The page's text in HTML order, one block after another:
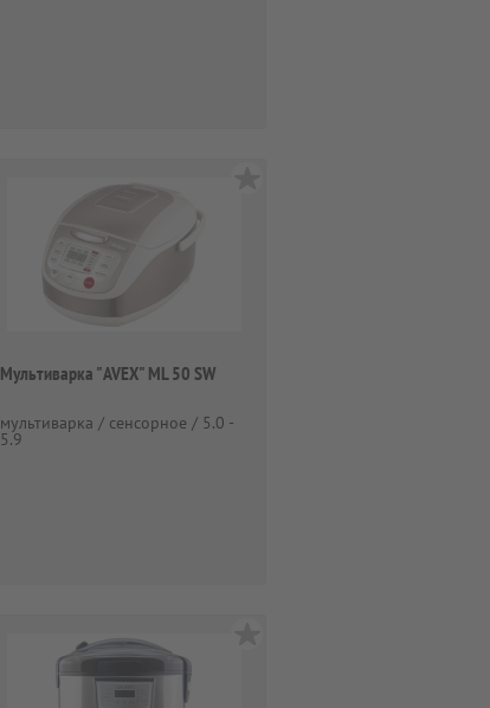
Мультиварка "AVEX" ML 50 SW
мультиварка / сенсорное / 5.0 -
5.9